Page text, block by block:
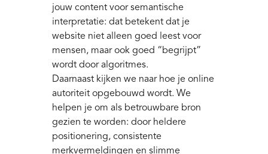
jouw content voor semantische
interpretatie: dat betekent dat je
website niet alleen goed leest voor
mensen, maar ook goed “begrijpt”
wordt door algoritmes.
Daarnaast kijken we naar hoe je online
autoriteit opgebouwd wordt. We
helpen je om als betrouwbare bron
gezien te worden: door heldere
positionering, consistente
merkvermeldingen en slimme